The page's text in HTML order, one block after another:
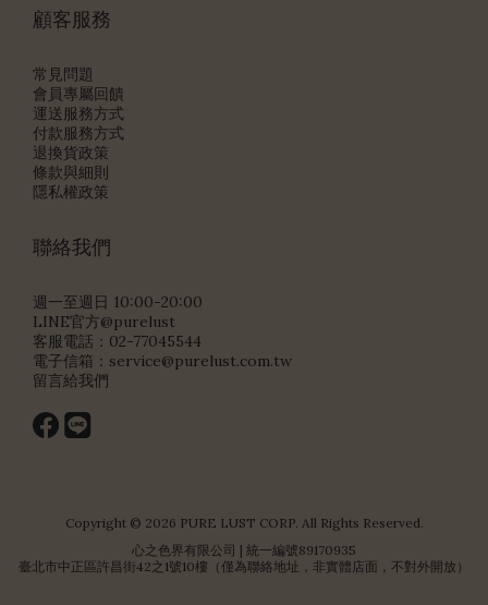
顧客服務
常見問題
會員專屬回饋
運送服務方式
付款服務方式
退換貨政策
條款與細則
隱私權政策
聯絡我們
週一至週日 10:00-20:00
LINE官方@purelust
客服電話：02-77045544
電子信箱： service@purelust.com.tw
留言給我們
Copyright © 2026 PURE LUST CORP. All Rights Reserved.
心之色界有限公司 | 統一編號89170935
臺北市中正區許昌街42之1號10樓（僅為聯絡地址，非實體店面，不對外開放）